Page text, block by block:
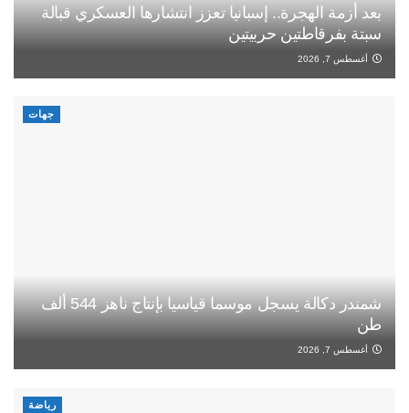
بعد أزمة الهجرة.. إسبانيا تعزز انتشارها العسكري قبالة
سبتة بفرقاطتين حربيتين
أغسطس 7, 2026
جهات
شمندر دكالة يسجل موسما قياسيا بإنتاج ناهز 544 ألف
طن
أغسطس 7, 2026
رياضة